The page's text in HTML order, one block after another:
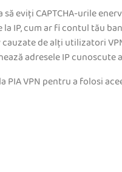
eviți CAPTCHA-urile
IP, cum ar fi contul tău
de alți utilizatori
adresele IP cunoscute
PIA VPN pentru a folosi